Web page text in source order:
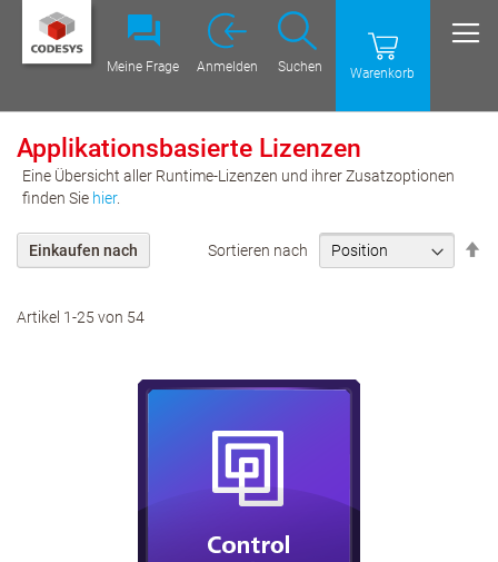
Warenkorb
Suchen
Meine Frage Anmelden
Applikationsbasierte Lizenzen
Eine Übersicht aller Runtime-Lizenzen und ihrer Zusatzoptionen
finden Sie hier.
Artikel 1-25 von 54
Sortieren nach
Einkaufen nach